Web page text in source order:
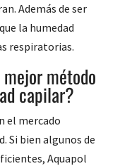
Además de ser
la humedad
respiratorias.
método
capilar?
el mercado
Si bien algunos de
Aquapol